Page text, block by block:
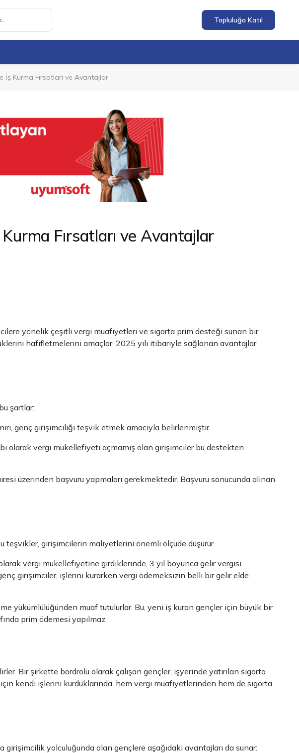
Topluluğa Katıl
İş Kurma Fırsatları ve Avantajlar
Fırsatları ve Avantajlar
yönelik çeşitli vergi muafiyetleri ve sigorta prim desteği sunan bir
hafifletmelerini amaçlar. 2025 yılı itibariyle sağlanan avantajlar
şartlar:
genç girişimciliği teşvik etmek amacıyla belirlenmiştir.
olarak vergi mükellefiyeti açmamış olan girişimciler bu destekten
üzerinden başvuru yapmaları gerekmektedir. Başvuru sonucunda alınan
teşvikler, girişimcilerin maliyetlerini önemli ölçüde düşürür.
vergi mükellefiyetine girdiklerinde, 3 yıl boyunca gelir vergisi
girişimciler, işlerini kurarken vergi ödemeksizin belli bir gelir elde
yükümlülüğünden muaf tutulurlar. Bu, yeni iş kuran gençler için büyük bir
prim ödemesi yapılmaz.
Bir şirkette bordrolu olarak çalışan gençler, işyerinde yatırılan sigorta
kendi işlerini kurduklarında, hem vergi muafiyetlerinden hem de sigorta
yolculuğunda olan gençlere aşağıdaki avantajları da sunar: